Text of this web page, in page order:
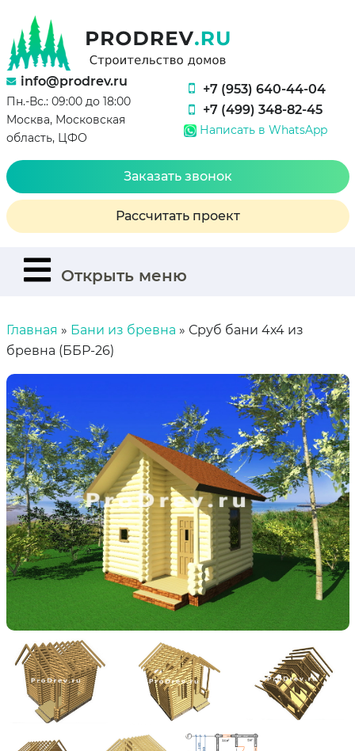
info@prodrev.ru
Пн.-Вс.: 09:00 до 18:00
Москва, Московская
область, ЦФО
+7 (953) 640-44-04
+7 (499) 348-82-45
Написать в WhatsApp
Заказать звонок
Рассчитать проект
Открыть меню
Главная » Бани из бревна » Сруб бани 4х4 из
бревна (ББР-26)